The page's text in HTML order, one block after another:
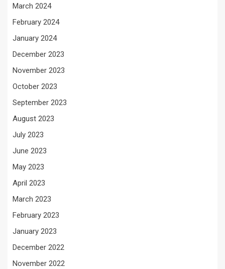
March 2024
February 2024
January 2024
December 2023
November 2023
October 2023
September 2023
August 2023
July 2023
June 2023
May 2023
April 2023
March 2023
February 2023
January 2023
December 2022
November 2022